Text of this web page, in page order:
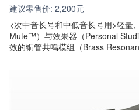
建议零售价: 2,200元
<次中音长号和中低音长号用>轻量
Mute™）与效果器（Personal
效的铜管共鸣模组（Brass